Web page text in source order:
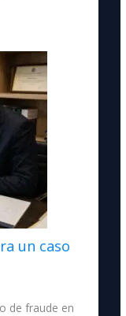
un caso
de fraude en